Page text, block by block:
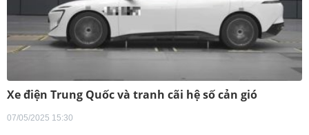
Xe điện Trung Quốc và tranh cãi hệ số cản gió
07/05/2025 15:30